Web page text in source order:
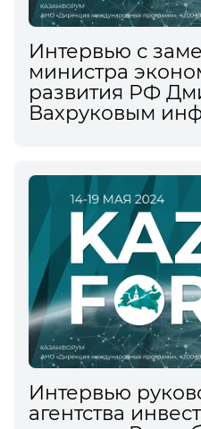
Интервью с
министра
развития РФ
Вахруковым
экономическом
Интервью
агентства